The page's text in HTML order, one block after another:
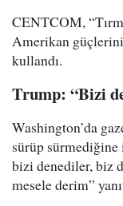
CENTCOM,
Amerikan
kullandı.
Trump: “Bizi
Washington’da
sürüp
bizi denediler, biz
mesele derim”